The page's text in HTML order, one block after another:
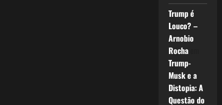
Trump é
Louco? –
Arnobio
Rochaem
Trump-
Musk e a
Distopia: A
Questão do